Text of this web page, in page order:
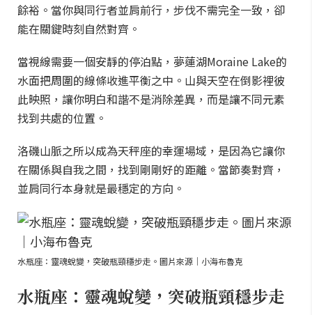
餘裕。當你與同行者並肩前行，步伐不需完全一致，卻
能在關鍵時刻自然對齊。
當視線需要一個安靜的停泊點，夢蓮湖Moraine Lake的
水面把周圍的線條收進平衡之中。山與天空在倒影裡彼
此映照，讓你明白和諧不是消除差異，而是讓不同元素
找到共處的位置。
洛磯山脈之所以成為天秤座的幸運場域，是因為它讓你
在關係與自我之間，找到剛剛好的距離。當節奏對齊，
並肩同行本身就是最穩定的方向。
水瓶座：靈魂蛻變，突破瓶頸穩步走。圖片來源｜小海布魯克
水瓶座：靈魂蛻變，突破瓶頸穩步走